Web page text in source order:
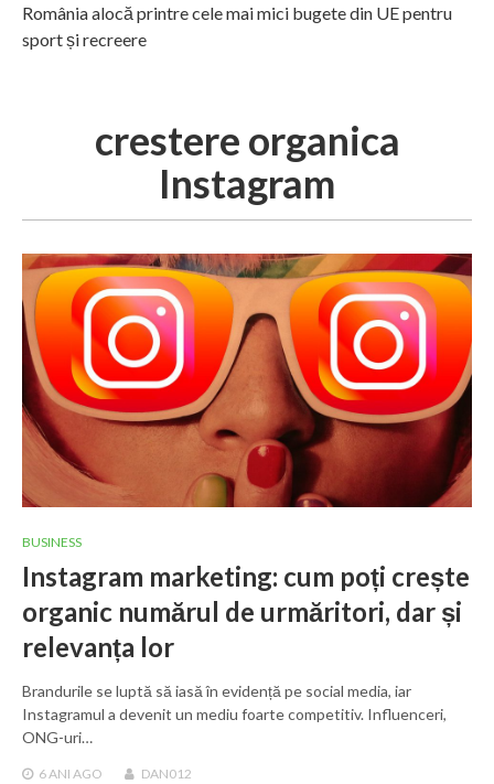
România alocă printre cele mai mici bugete din UE pentru
sport și recreere
crestere organica
Instagram
BUSINESS
Instagram marketing: cum poți crește
organic numărul de urmăritori, dar și
relevanța lor
Brandurile se luptă să iasă în evidență pe social media, iar
Instagramul a devenit un mediu foarte competitiv. Influenceri,
ONG-uri…
6 ANI AGO DAN012